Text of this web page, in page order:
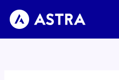
konten